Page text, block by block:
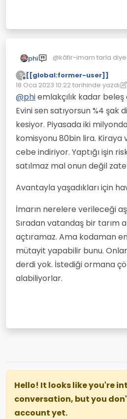
phi
@kâfir-imam tarla
mantikli bir calisma
kardeslerimiz
ya o degilde bu
oyle koca koca
mercedesler takim
magazasina giriyorsun
karsilamalar yani
yemegini ye cayini ic
?
Çevrimdışı
[[global:former-user]]
18 Oca 2023 10:22tarihinde yazdı
Son düzenleyen: [[global:former-
@phiemlakçılık kadar
Evini sen satıyorsun %4 şak
kesiyor. Piyasada iki
komisyonu 80bin lira. Kiraya
cebe indiriyor. Yaptığı işin
satılmaz mal onun değil
Avantayla yaşadıkları için
İmarın nerelere verileceği
Sıradan vatandaş bir tarım
açtıramaz. Ama kodaman
mütayit yapabilir bunu.
derdi yok. İstediği ormana
alabiliyorlar.
Hello! It looks like you're
conversation, but you
account yet.